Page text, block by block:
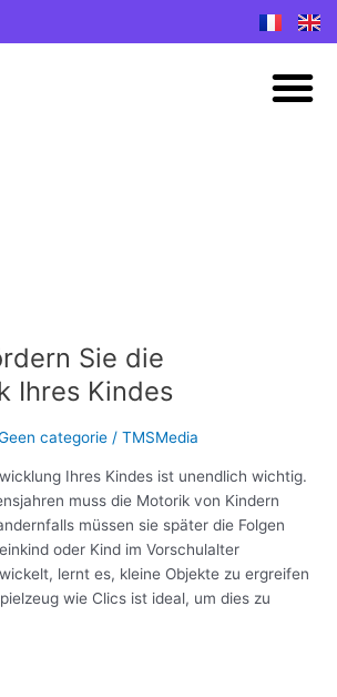
Sie die
Ihres Kindes
categorie /TMSMedia
Ihres Kindes ist unendlich wichtig.
muss die Motorik von Kindern
müssen sie später die Folgen
oder Kind im Vorschulalter
lernt es, kleine Objekte zu ergreifen
wie Clics ist ideal, um dies zu